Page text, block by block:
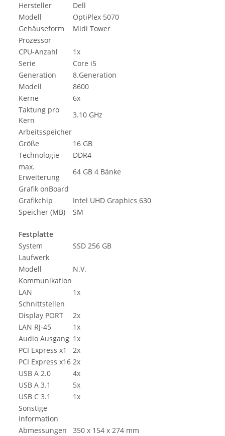
Hersteller
Dell
Modell
OptiPlex 5070
Gehäuseform
Midi Tower
Prozessor
CPU-Anzahl
1x
Serie
Core i5
Generation
8.Generation
Modell
8600
Kerne
6x
Taktung pro
Kern
3.10 GHz
Arbeitsspeicher
Größe
16 GB
Technologie
DDR4
max.
Erweiterung
64 GB 4 Bänke
Grafik onBoard
Grafikchip
Intel UHD Graphics 630
Speicher (MB)
SM
Festplatte
System
SSD 256 GB
Laufwerk
Modell
N.V.
Kommunikation
LAN
1x
Schnittstellen
Display PORT
2x
LAN RJ-45
1x
Audio Ausgang 1x
PCI Express x1
2x
PCI Express x16 2x
USB A 2.0
4x
USB A 3.1
5x
USB C 3.1
1x
Sonstige
Information
Abmessungen
350 x 154 x 274 mm